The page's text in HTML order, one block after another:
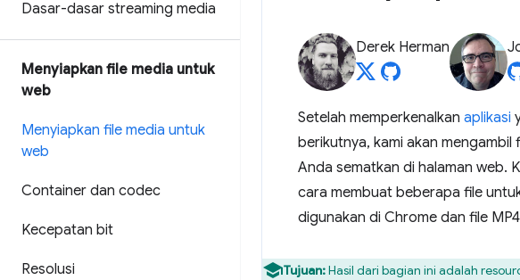
Dasar-dasar streaming media
Menyiapkan file media untuk
web
Menyiapkan file media untuk
web
Container dan codec
Kecepatan bit
Resolusi
Derek Herman
Setelah memperkenalkan aplikasi
berikutnya, kami akan
Anda sematkan di halaman web.
cara membuat beberapa file
digunakan di Chrome dan file
Tujuan:Hasil dari bagian ini adalah